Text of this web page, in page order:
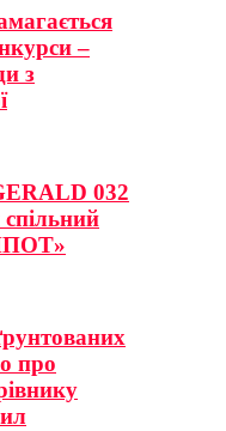
–
з
032
про